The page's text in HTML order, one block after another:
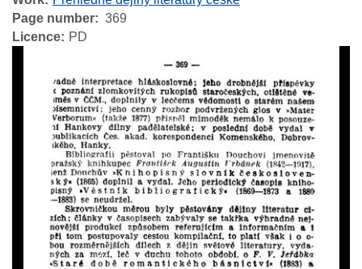
Page number
369
Licence
PD